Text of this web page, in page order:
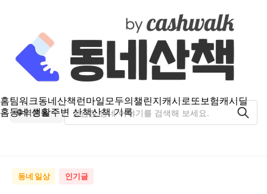
홈팀워크동네산책런마일모두의챌린지캐시로또보험캐시딜
홈동네 생활주변 산책산책 기록
역촌동
동네 일상 인기글